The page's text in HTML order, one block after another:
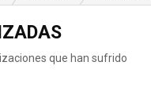
que han sufrido